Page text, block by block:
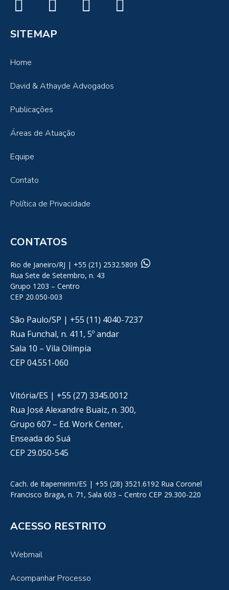
SITEMAP
Home
David & Athayde Advogados
Publicações
Áreas de Atuação
Equipe
Contato
Política de Privacidade
CONTATOS
Rio de Janeiro/RJ | +55 (21) 2532.5809
Rua Sete de Setembro, n. 43
Grupo 1203 – Centro
CEP 20.050-003
São Paulo/SP | +55 (11) 4040-7237
Rua Funchal, n. 411, 5º andar
Sala 10 – Vila Olímpia
CEP 04.551-060
Vitória/ES | +55 (27) 3345.0012
Rua José Alexandre Buaiz, n. 300,
Grupo 607 – Ed. Work Center,
Enseada do Suá
CEP 29.050-545
Cach. de Itapemirim/ES | +55 (28) 3521.6192 Rua Coronel
Francisco Braga, n. 71, Sala 603 – Centro CEP 29.300-220
ACESSO RESTRITO
Webmail
Acompanhar Processo